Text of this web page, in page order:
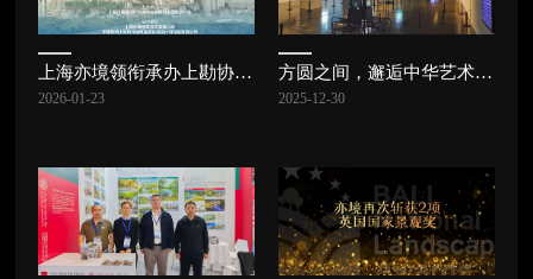
上海亦境领衔承办上勘协园林和生态环境分会二届三次会员大会，共探公园发展新路径 | 亦讯
2026-01-23
方圆之间，邂逅中华艺术宫的东方美学 | 亦讯
2025-12-30